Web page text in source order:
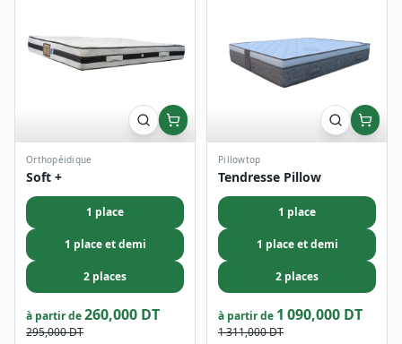
Orthopéidique
Soft +
1 place
1 place et demi
2 places
à partir de260,000 DT
295,000 DT
Pillowtop
Tendresse Pillow
1 place
1 place et demi
2 places
à partir de 1 090,000 DT
1 311,000 DT